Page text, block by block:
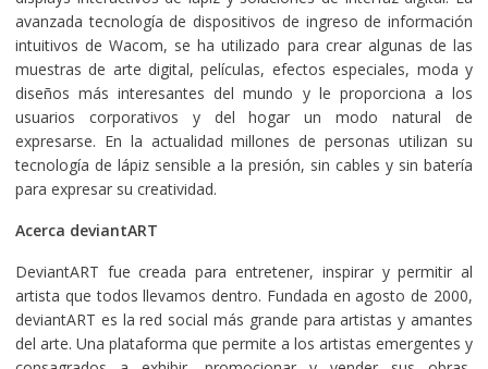
avanzada tecnología de dispositivos de ingreso de información
intuitivos de Wacom, se ha utilizado para crear algunas de las
muestras de arte digital, películas, efectos especiales, moda y
diseños más interesantes del mundo y le proporciona a los
usuarios corporativos y del hogar un modo natural de
expresarse. En la actualidad millones de personas utilizan su
tecnología de lápiz sensible a la presión, sin cables y sin batería
para expresar su creatividad.
Acerca deviantART
DeviantART fue creada para entretener, inspirar y permitir al
artista que todos llevamos dentro. Fundada en agosto de 2000,
deviantART es la red social más grande para artistas y amantes
del arte. Una plataforma que permite a los artistas emergentes y